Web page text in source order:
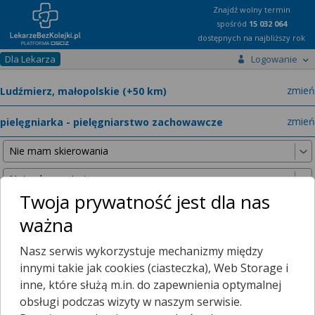
Znajdź wolny termin
spośród 15 032 064
dostępnych na najbliższy rok
Dla Lekarza Logowanie
zmień
zmień
Nie znaleźliśmy żadnych lekarzy w promieniu25 km , dlatego
zwiększyliśmy promień wyszukiwania do
50 km
Twoja prywatność jest dla nas
ważna
Nasz serwis wykorzystuje mechanizmy między
innymi takie jak cookies (ciasteczka), Web Storage i
inne, które służą m.in. do zapewnienia optymalnej
obsługi podczas wizyty w naszym serwisie.